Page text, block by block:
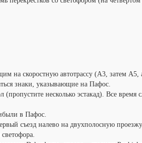
на скоростную автотрассу (А3, затем
знаки, указывающие на Пафос.
несколько эстакад). Все
в Пафос.
съезд налево на двухполосную